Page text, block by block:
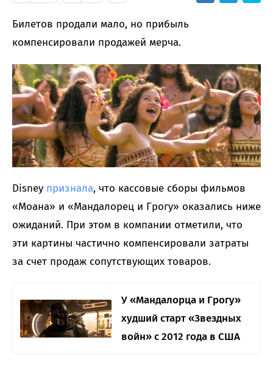
Билетов продали мало, но прибыль
компенсировали продажей мерча.
Disney признала, что кассовые сборы фильмов
«Моана» и «Мандалорец и Грогу» оказались ниже
ожиданий. При этом в компании отметили, что
эти картины частично компенсировали затраты
за счет продаж сопутствующих товаров.
У «Мандалорца и Грогу»
худший старт «Звездных
войн» с 2012 года в США